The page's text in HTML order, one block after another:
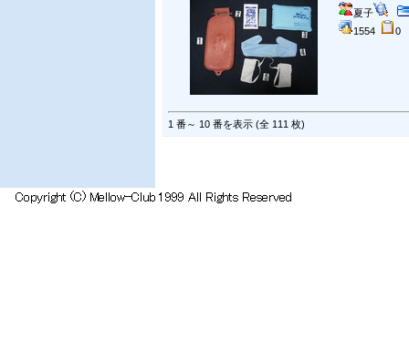
夏子
1554
1 番～ 10 番を表示 (全 111 枚)